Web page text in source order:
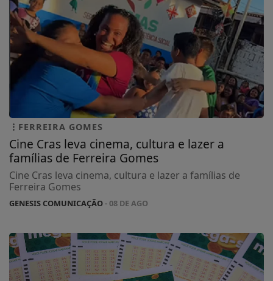
FERREIRA GOMES
Cine Cras leva cinema, cultura e lazer a
famílias de Ferreira Gomes
Cine Cras leva cinema, cultura e lazer a famílias de
Ferreira Gomes
GENESIS COMUNICAÇÃO- 08 DE AGO